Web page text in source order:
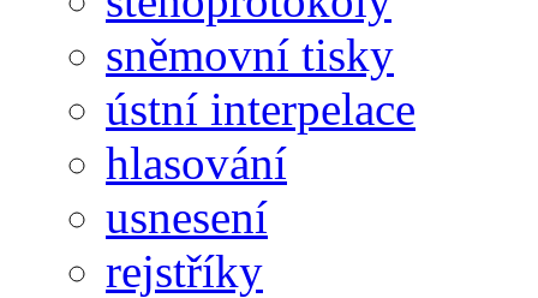
sněmovní tisky
ústní interpelace
hlasování
usnesení
rejstříky